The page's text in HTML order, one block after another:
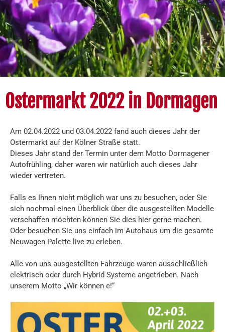
Ostermarkt 2022 in Dormagen
Am 02.04.2022 und 03.04.2022 fand auch dieses Jahr der
Ostermarkt auf der Kölner Straße statt.
Dieses Jahr stand der Termin unter dem Motto Dormagener
Autofrühling, daher waren wir natürlich auch dieses Jahr
wieder vertreten.
Falls es Ihnen nicht möglich war uns zu besuchen, oder Sie
sich nochmal einen Überblick über die ausgestellten Modelle
verschaffen möchten können Sie dies hier gerne machen.
Oder besuchen Sie uns einfach im Autohaus um die gesamte
Neuwagen Palette live zu erleben.
Alle von uns ausgestellten Fahrzeuge waren ausschließlich
elektrisch oder durch Hybrid Systeme angetrieben. Nach
unserem Motto „Wir können e!“